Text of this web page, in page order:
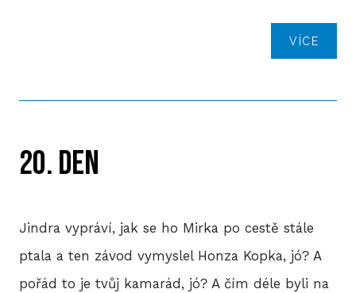
VÍCE
20. DEN
Jindra vypráví, jak se ho Mirka po cestě stále
ptala a ten závod vymyslel Honza Kopka, jó? A
pořád to je tvůj kamarád, jó? A čím déle byli na